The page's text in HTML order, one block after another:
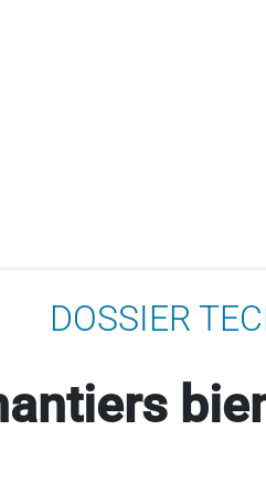
DOSSIER